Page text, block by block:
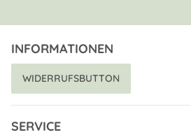
INFORMATIONEN
WIDERRUFSBUTTON
SERVICE